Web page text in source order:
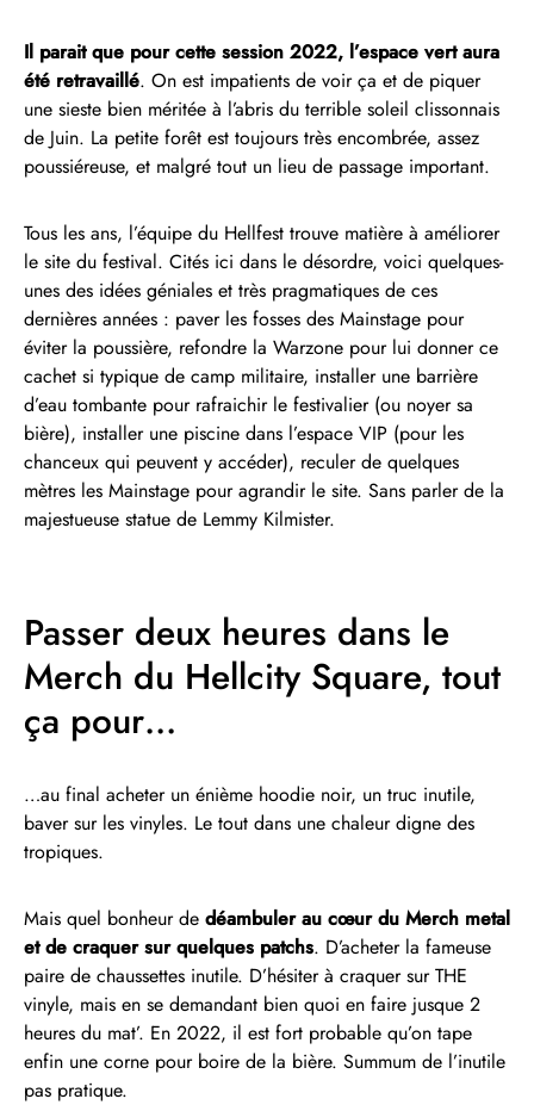
Il parait que pour cette session 2022, l’espace vert aura
été retravaillé. On est impatients de voir ça et de piquer
une sieste bien méritée à l’abris du terrible soleil clissonnais
de Juin. La petite forêt est toujours très encombrée, assez
poussiéreuse, et malgré tout un lieu de passage important.
Tous les ans, l’équipe du Hellfest trouve matière à améliorer
le site du festival. Cités ici dans le désordre, voici quelques-
unes des idées géniales et très pragmatiques de ces
dernières années : paver les fosses des Mainstage pour
éviter la poussière, refondre la Warzone pour lui donner ce
cachet si typique de camp militaire, installer une barrière
d’eau tombante pour rafraichir le festivalier (ou noyer sa
bière), installer une piscine dans l’espace VIP (pour les
chanceux qui peuvent y accéder), reculer de quelques
mètres les Mainstage pour agrandir le site. Sans parler de la
majestueuse statue de Lemmy Kilmister.
Passer deux heures dans le
Merch du Hellcity Square, tout
ça pour…
…au final acheter un énième hoodie noir, un truc inutile,
baver sur les vinyles. Le tout dans une chaleur digne des
tropiques.
Mais quel bonheur de déambuler au cœur du Merch metal
et de craquer sur quelques patchs. D’acheter la fameuse
paire de chaussettes inutile. D’hésiter à craquer sur THE
vinyle, mais en se demandant bien quoi en faire jusque 2
heures du mat’. En 2022, il est fort probable qu’on tape
enfin une corne pour boire de la bière. Summum de l’inutile
pas pratique.